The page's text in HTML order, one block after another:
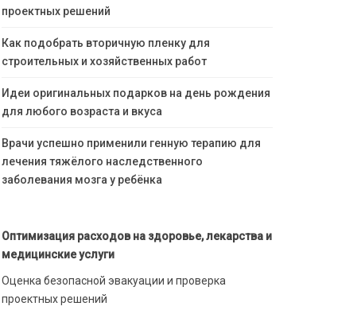
проектных решений
Как подобрать вторичную пленку для
строительных и хозяйственных работ
Идеи оригинальных подарков на день рождения
для любого возраста и вкуса
Врачи успешно применили генную терапию для
лечения тяжёлого наследственного
заболевания мозга у ребёнка
Оптимизация расходов на здоровье, лекарства и
медицинские услуги
Оценка безопасной эвакуации и проверка
проектных решений